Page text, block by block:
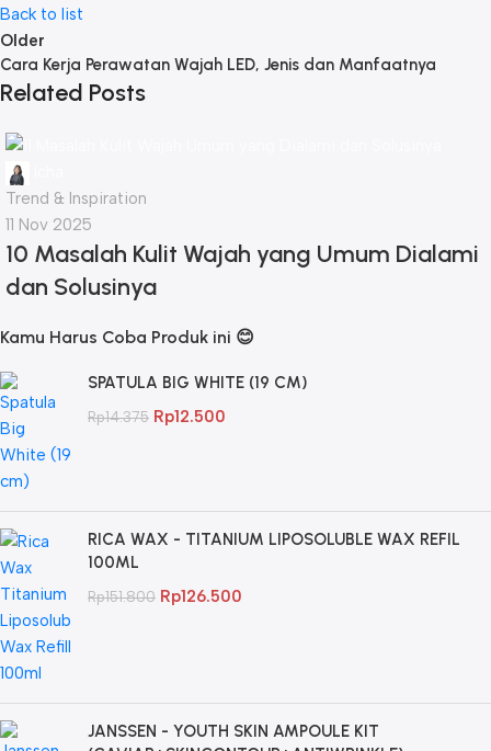
Back to list
Older
Cara Kerja Perawatan Wajah LED, Jenis dan Manfaatnya
Related Posts
Trend & Inspiration
11 Nov 2025
10 Masalah Kulit Wajah yang Umum Dialami
dan Solusinya
Kamu Harus Coba Produk ini 😊
SPATULA BIG WHITE (19 CM)
Rp14.375 Rp12.500
RICA WAX - TITANIUM LIPOSOLUBLE WAX REFIL
100ML
Rp151.800 Rp126.500
JANSSEN - YOUTH SKIN AMPOULE KIT